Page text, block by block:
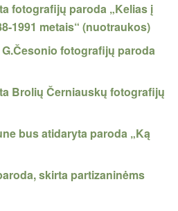
fotografijų paroda „Kelias į
1991 metais“ (nuotraukos)
fotografijų paroda
Brolių Černiauskų fotografijų
bus atidaryta paroda „Ką
skirta partizaninėms